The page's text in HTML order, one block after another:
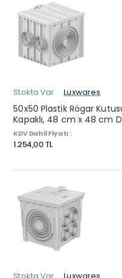
Stokta Var Luxwares
50x50 Plastik Rögar
Kapaklı, 48 cm x 48 cm
KDV Dahil Fiyatı :
1.254,00 TL